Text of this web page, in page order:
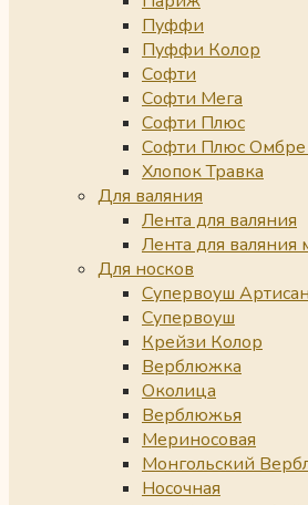
Пуффи
Пуффи Колор
Софти
Софти Мега
Софти Плюс
Софти Плюс Омбре
Хлопок Травка
Для валяния
Лента для валяния
Лента для валяния
Для носков
Супервоуш Артисан
Супервоуш
Крейзи Колор
Верблюжка
Околица
Верблюжья
Мериносовая
Монгольский
Носочная